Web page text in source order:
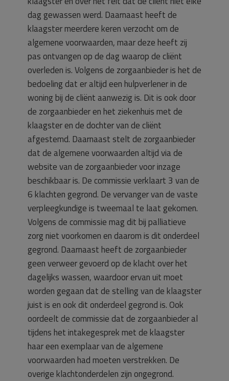
dag gewassen werd. Daarnaast heeft de
klaagster meerdere keren verzocht om de
algemene voorwaarden, maar deze heeft zij
pas ontvangen op de dag waarop de cliënt
overleden is. Volgens de zorgaanbieder is het de
bedoeling dat er altijd een hulpverlener in de
woning bij de cliënt aanwezig is. Dit is ook door
de zorgaanbieder en het ziekenhuis met de
klaagster en de dochter van de cliënt
afgestemd. Daarnaast stelt de zorgaanbieder
dat de algemene voorwaarden altijd via de
website van de zorgaanbieder voor inzage
beschikbaar is. De commissie verklaart 3 van de
6 klachten gegrond. De vervanger van de vaste
verpleegkundige is tweemaal te laat gekomen.
Volgens de commissie mag dit bij palliatieve
zorg niet voorkomen en daarom is dit onderdeel
gegrond. Daarnaast heeft de zorgaanbieder
geen verweer gevoerd op de klacht over het
dagelijks wassen, waardoor ervan uit moet
worden gegaan dat de stelling van de klaagster
juist is en ook dit onderdeel gegrond is. Ook
oordeelt de commissie dat de zorgaanbieder al
tijdens het intakegesprek met de klaagster
haar een exemplaar van de algemene
voorwaarden had moeten verstrekken. De
overige klachtonderdelen zijn ongegrond.